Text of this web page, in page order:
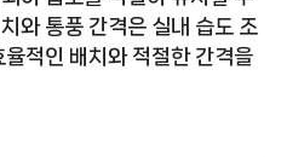
와 통풍 간격은 실내 습도 조
적인 배치와 적절한 간격을